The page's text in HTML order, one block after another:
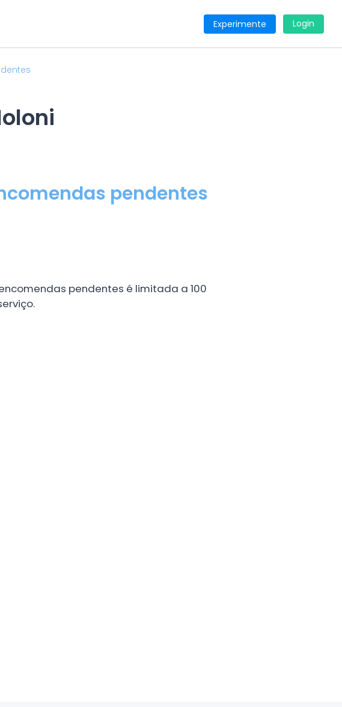
Experimente Login
pendentes
pendentes é limitada a 100